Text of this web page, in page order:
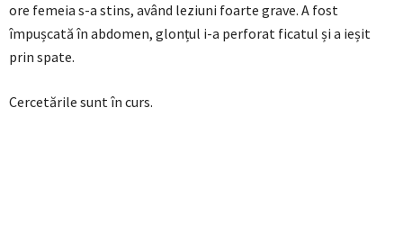
ore femeia s-a stins, având leziuni foarte grave. A fost
împușcată în abdomen, glonțul i-a perforat ficatul și a ieșit
prin spate.
Cercetările sunt în curs.